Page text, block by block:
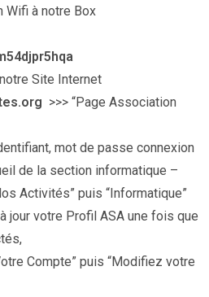
Wifi à notre Box
Site Internet
>>> “Page Association
mot de passe connexion
de la section informatique –
Activités” puis “Informatique”
jour votre Profil ASA une fois que
Compte” puis “Modifiez votre